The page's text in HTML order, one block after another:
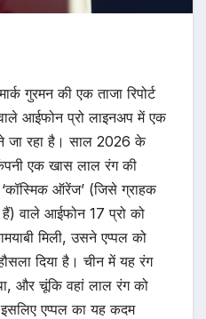
गुरमन की एक ताजा रिपोर्ट
आईफोन प्रो लाइनअप में एक
जा रहा है। साल 2026 के
एक खास लाल रंग की
ऑरेंज’ (जिसे ग्राहक
हैं) वाले आईफोन 17 प्रो को
मिली, उसने एप्पल को
दिया है। चीन में यह रंग
और चूंकि वहां लाल रंग को
एप्पल का यह कदम